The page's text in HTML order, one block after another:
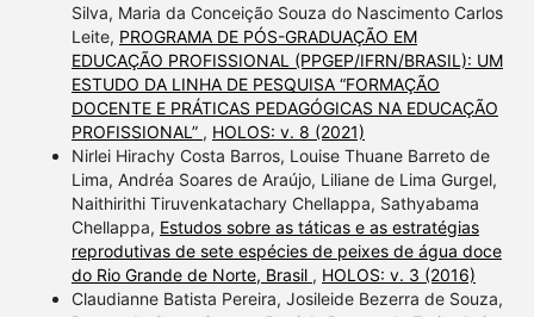
Silva, Maria da Conceição Souza do Nascimento Carlos
Leite, PROGRAMA DE PÓS-GRADUAÇÃO EM
EDUCAÇÃO PROFISSIONAL (PPGEP/IFRN/BRASIL): UM
ESTUDO DA LINHA DE PESQUISA “FORMAÇÃO
DOCENTE E PRÁTICAS PEDAGÓGICAS NA EDUCAÇÃO
PROFISSIONAL” , HOLOS: v. 8 (2021)
Nirlei Hirachy Costa Barros, Louise Thuane Barreto de
Lima, Andréa Soares de Araújo, Liliane de Lima Gurgel,
Naithirithi Tiruvenkatachary Chellappa, Sathyabama
Chellappa, Estudos sobre as táticas e as estratégias
reprodutivas de sete espécies de peixes de água doce
do Rio Grande de Norte, Brasil , HOLOS: v. 3 (2016)
Claudianne Batista Pereira, Josileide Bezerra de Souza,